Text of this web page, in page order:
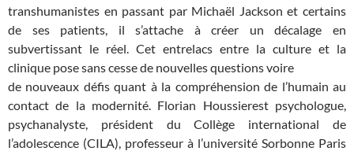
transhumanistes en passant par Michaël Jackson et certains
de ses patients, il s’attache à créer un décalage en
subvertissant le réel. Cet entrelacs entre la culture et la
clinique pose sans cesse de nouvelles questions voire
de nouveaux défis quant à la compréhension de l’humain au
contact de la modernité. Florian Houssierest psychologue,
psychanalyste, président du Collège international de
l’adolescence (CILA), professeur à l’université Sorbonne Paris